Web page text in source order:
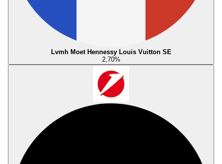
Lvmh Moet Hennessy Louis Vuitton SE
2,70%